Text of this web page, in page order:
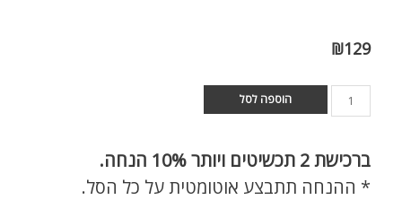
₪129
הוספה לסל
ברכישת
* ההנחה תתבצע אוטומטית על כל הסל.